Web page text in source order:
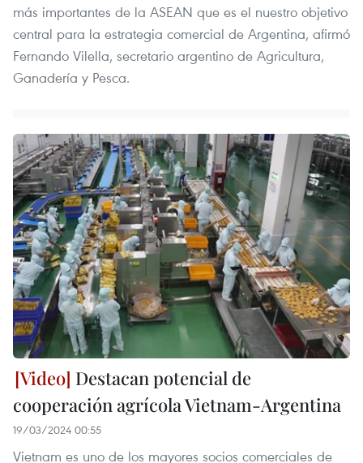
más importantes de la ASEAN que es el nuestro objetivo
central para la estrategia comercial de Argentina, afirmó
Fernando Vilella, secretario argentino de Agricultura,
Ganadería y Pesca.
Destacan potencial de
cooperación agrícola Vietnam-Argentina
19/03/2024 00:55
Vietnam es uno de los mayores socios comerciales de